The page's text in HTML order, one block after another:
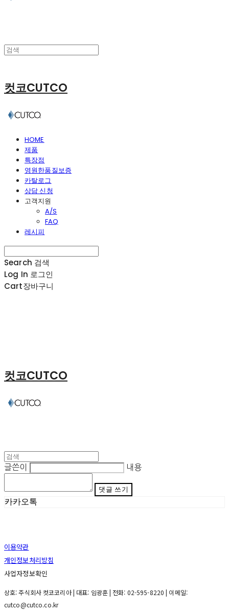
컷코CUTCO
HOME
제품
특장점
영원한품질보증
카탈로그
상담 신청
고객지원
A/S
FAQ
레시피
Search 검색
Log In 로그인
Cart장바구니
컷코CUTCO
글쓴이 내용
댓글 쓰기
카카오톡
이용약관
개인정보처리방침
사업자정보확인
상호: 주식회사 컷코코리아 | 대표: 임광훈 | 전화: 02-595-8220 | 이메일:
cutco@cutco.co.kr